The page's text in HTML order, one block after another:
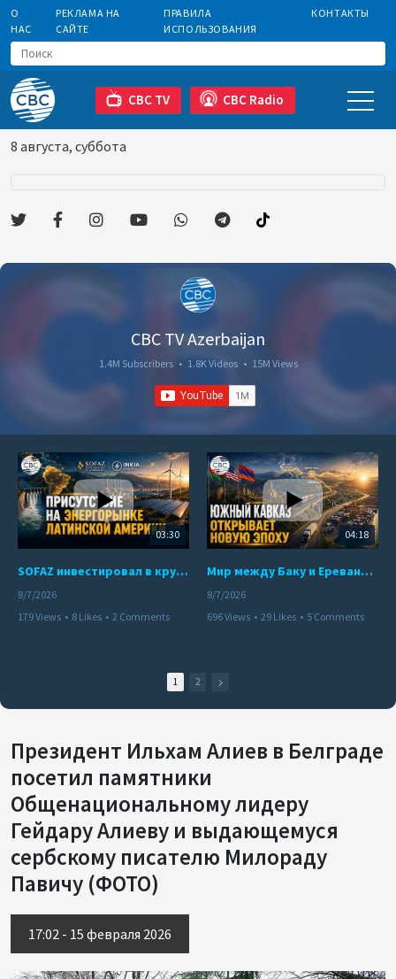
О
НАС
РЕКЛАМА НА
САЙТЕ
ПРАВИЛА
ИСПОЛЬЗОВАНИЯ
КОНТАКТЫ
CBC TV CBC Radio
8 августа, суббота
CBC TV Azerbaijan
1.4M Subscribers • 1.8K Videos • 15M Views
03:30
SOFAZ инвестировал в крупнейшего независимого производителя электроэнергии Перу
8/7/2026
179 Views • 8 Likes • 2 Comments
04:18
Мир между Баку и Ереваном запускает крупные логистические проекты
8/7/2026
696 Views • 29 Likes • 5 Comments
1 2
Президент Ильхам Алиев в Белграде
посетил памятники
Общенациональному лидеру
Гейдару Алиеву и выдающемуся
сербскому писателю Милораду
Павичу (ФОТО)
17:02 - 15 февраля 2026